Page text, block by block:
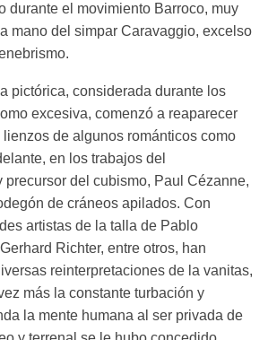
durante el movimiento Barroco, muy
mano del simpar Caravaggio, excelso
pictórica, considerada durante los
excesiva, comenzó a reaparecer
de algunos románticos como
en los trabajos del
precursor del cubismo, Paul Cézanne,
de cráneos apilados. Con
artistas de la talla de Pablo
Richter, entre otros, han
reinterpretaciones de la vanitas,
más la constante turbación y
la mente humana al ser privada de